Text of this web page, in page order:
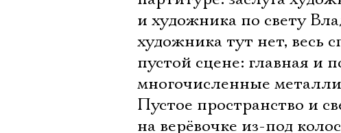
и художника по свету
художника тут нет, весь
пустой сцене: главная и
многочисленные
Пустое пространство и
на верёвочке из-под